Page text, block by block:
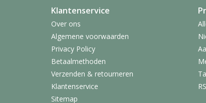
Klantenservice
Over ons
Algemene voorwaarden
Privacy Policy
Betaalmethoden
Verzenden & retourneren
Klantenservice
Sitemap